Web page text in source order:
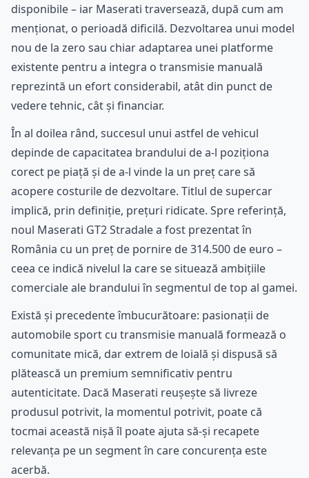
disponibile – iar Maserati traversează, după cum am
menționat, o perioadă dificilă. Dezvoltarea unui model
nou de la zero sau chiar adaptarea unei platforme
existente pentru a integra o transmisie manuală
reprezintă un efort considerabil, atât din punct de
vedere tehnic, cât și financiar.
În al doilea rând, succesul unui astfel de vehicul
depinde de capacitatea brandului de a-l poziționa
corect pe piață și de a-l vinde la un preț care să
acopere costurile de dezvoltare. Titlul de supercar
implică, prin definiție, prețuri ridicate. Spre referință,
noul Maserati GT2 Stradale a fost prezentat în
România cu un preț de pornire de 314.500 de euro –
ceea ce indică nivelul la care se situează ambițiile
comerciale ale brandului în segmentul de top al gamei.
Există și precedente îmbucurătoare: pasionații de
automobile sport cu transmisie manuală formează o
comunitate mică, dar extrem de loială și dispusă să
plătească un premium semnificativ pentru
autenticitate. Dacă Maserati reușește să livreze
produsul potrivit, la momentul potrivit, poate că
tocmai această nișă îl poate ajuta să-și recapete
relevanța pe un segment în care concurența este
acerbă.